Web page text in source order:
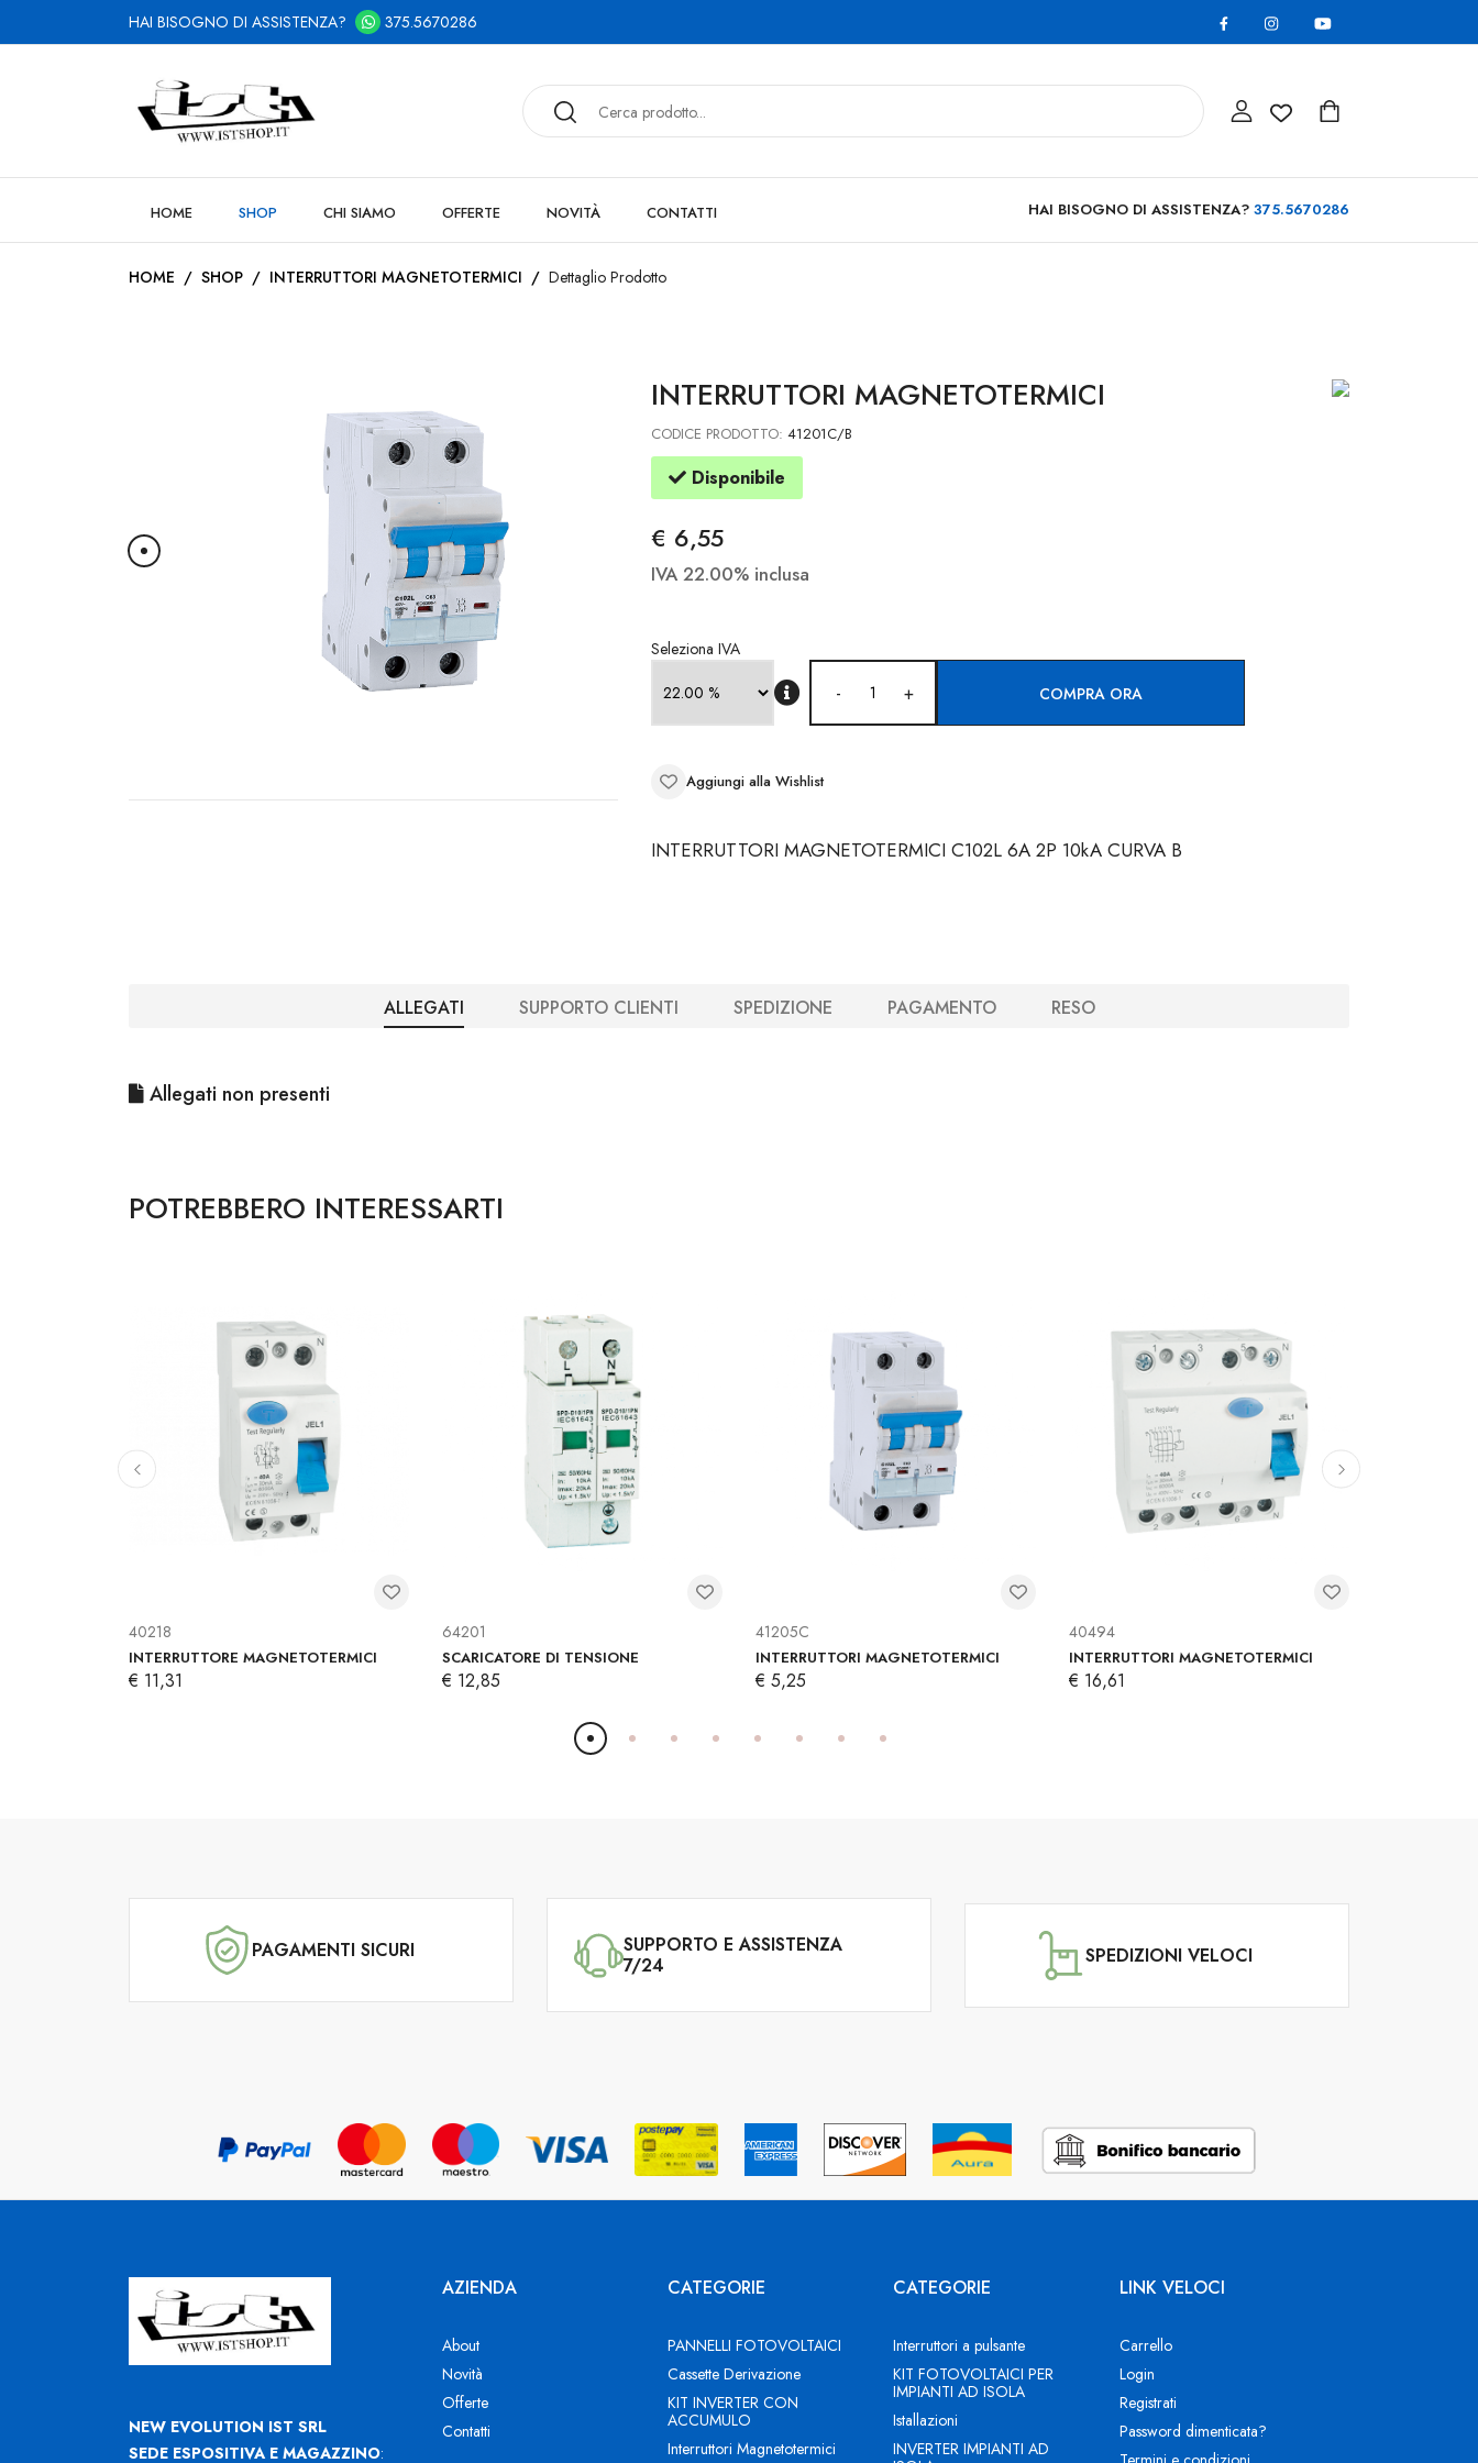
HAI BISOGNO DI ASSISTENZA? 375.5670286
HOME SHOP CHI SIAMO OFFERTE NOVITÀ CONTATTI HAI BISOGNO DI ASSISTENZA? 375.5670286
HOME / SHOP / INTERRUTTORI MAGNETOTERMICI / Dettaglio Prodotto
INTERRUTTORI MAGNETOTERMICI
CODICE PRODOTTO: 41201C/B
Disponibile
€ 6,55
IVA 22.00% inclusa
Seleziona IVA
- + COMPRA ORA
Aggiungi alla Wishlist
INTERRUTTORI MAGNETOTERMICI C102L 6A 2P 10kA CURVA B
ALLEGATI SUPPORTO CLIENTI SPEDIZIONE PAGAMENTO RESO
Allegati non presenti
POTREBBERO INTERESSARTI
40218
INTERRUTTORE MAGNETOTERMICI
€ 11,31
64201
SCARICATORE DI TENSIONE
€ 12,85
41205C
INTERRUTTORI MAGNETOTERMICI
€ 5,25
40494
INTERRUTTORI MAGNETOTERMICI
€ 16,61
PAGAMENTI SICURI
SUPPORTO E ASSISTENZA
7/24
SPEDIZIONI VELOCI
NEW EVOLUTION IST SRL
SEDE ESPOSITIVA E MAGAZZINO:
AZIENDA
About
Novità
Offerte
Contatti
CATEGORIE
PANNELLI FOTOVOLTAICI
Cassette Derivazione
KIT INVERTER CON
ACCUMULO
Interruttori Magnetotermici
CATEGORIE
Interruttori a pulsante
KIT FOTOVOLTAICI PER
IMPIANTI AD ISOLA
Istallazioni
INVERTER IMPIANTI AD
LINK VELOCI
Carrello
Login
Registrati
Password dimenticata?